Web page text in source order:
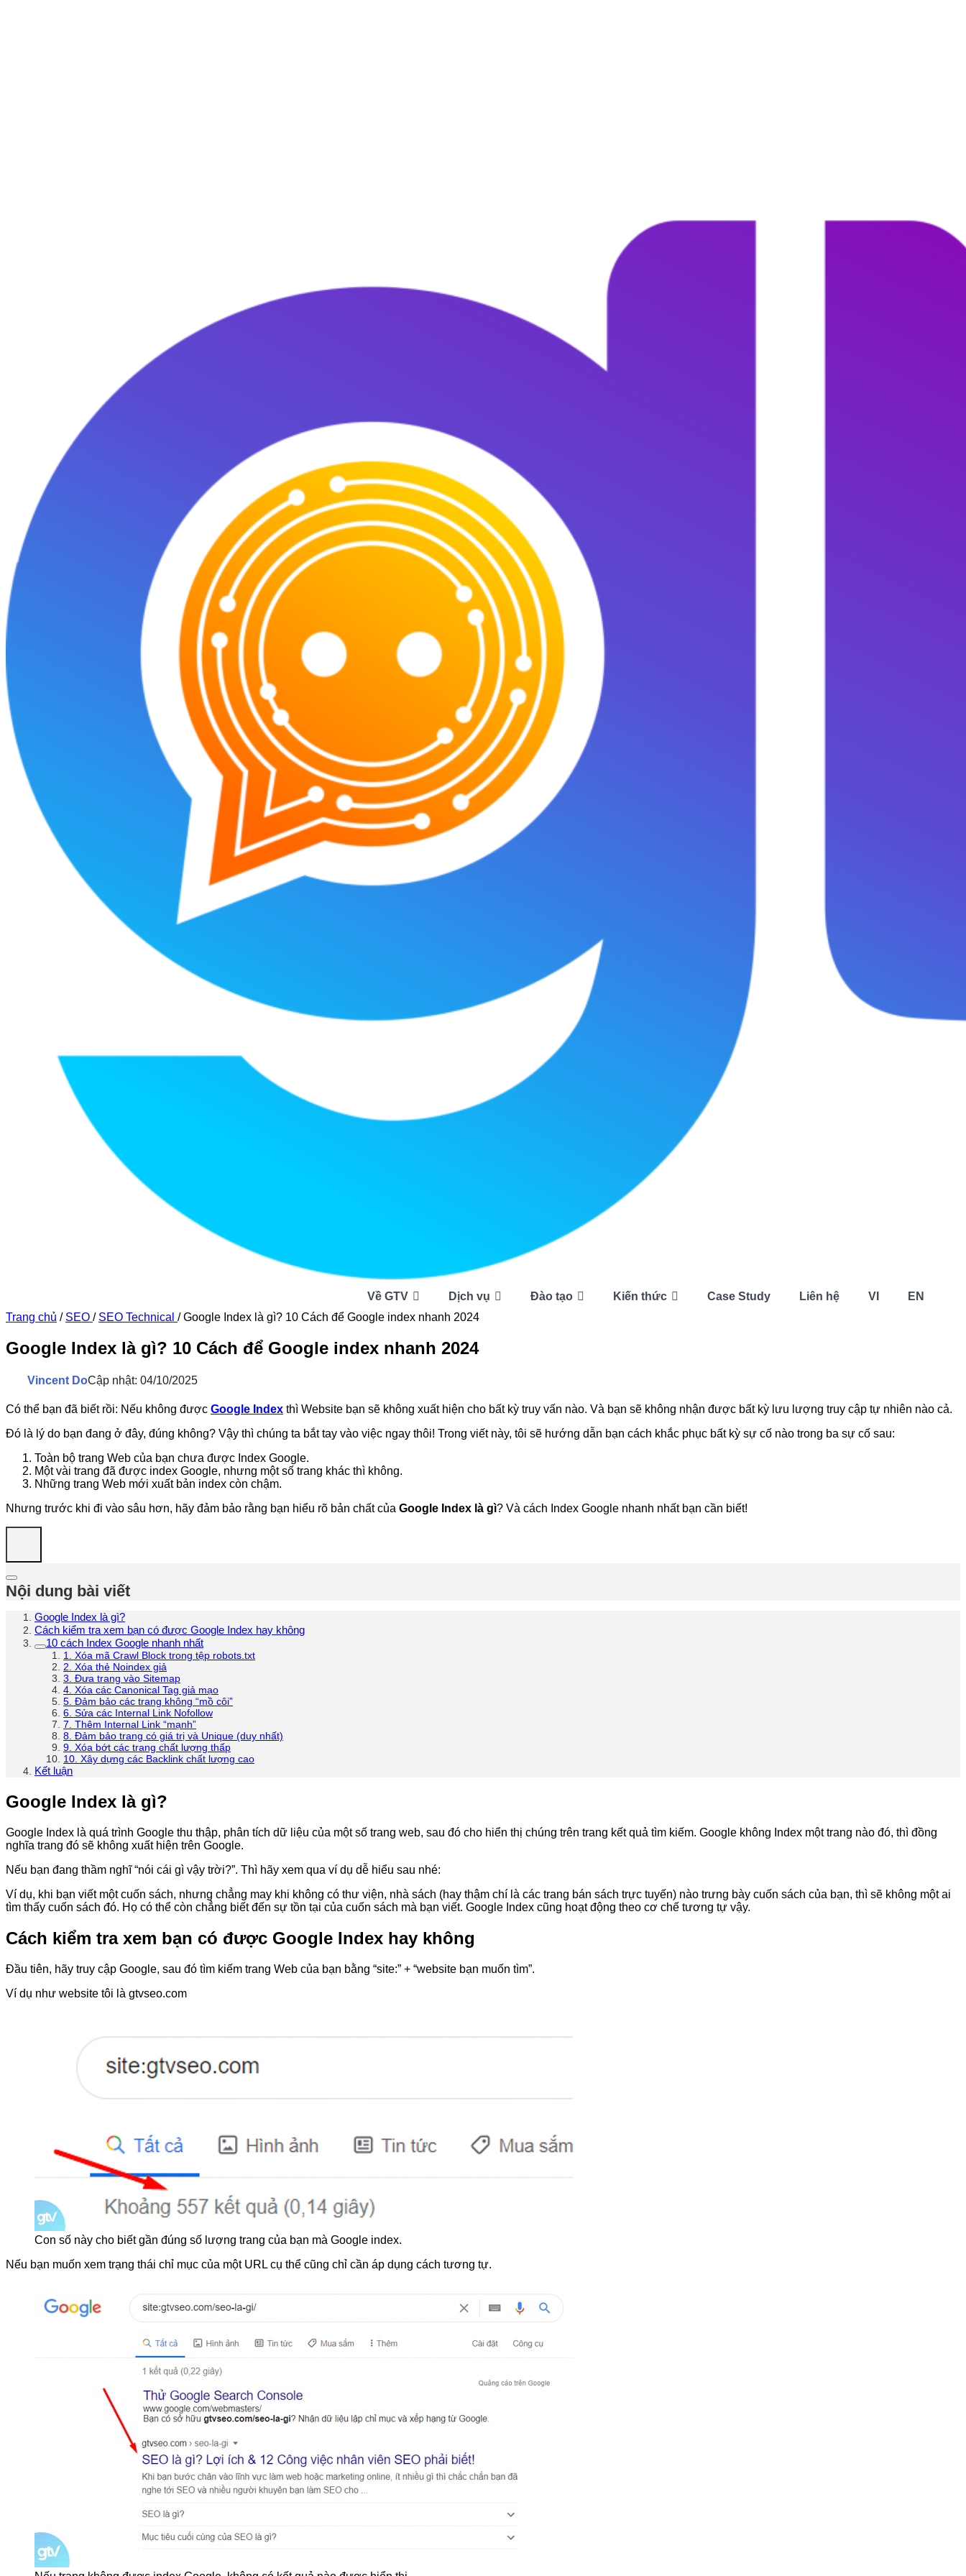
Về GTV Dịch vụ Đào tạo Kiến thức Case Study Liên hệ VI
EN
Trang chủ / SEO / SEO Technical / Google Index là gì? 10 Cách để Google index nhanh 2024
Google Index là gì? 10 Cách để Google index nhanh 2024
Vincent DoCập nhật: 04/10/2025
Có thể bạn đã biết rồi: Nếu không được Google Index thì Website bạn sẽ không xuất hiện cho bất kỳ truy vấn nào. Và bạn sẽ không nhận được bất kỳ lưu lượng truy cập tự nhiên nào cả.
Đó là lý do bạn đang ở đây, đúng không? Vậy thì chúng ta bắt tay vào việc ngay thôi! Trong viết này, tôi sẽ hướng dẫn bạn cách khắc phục bất kỳ sự cố nào trong ba sự cố sau:
Toàn bộ trang Web của bạn chưa được Index Google.
Một vài trang đã được index Google, nhưng một số trang khác thì không.
Những trang Web mới xuất bản index còn chậm.
Nhưng trước khi đi vào sâu hơn, hãy đảm bảo rằng bạn hiểu rõ bản chất của Google Index là gì? Và cách Index Google nhanh nhất bạn cần biết!
Nội dung bài viết
Google Index là gì?
Cách kiểm tra xem bạn có được Google Index hay không
10 cách Index Google nhanh nhất
1. Xóa mã Crawl Block trong tệp robots.txt
2. Xóa thẻ Noindex giả
3. Đưa trang vào Sitemap
4. Xóa các Canonical Tag giả mạo
5. Đảm bảo các trang không “mồ côi”
6. Sửa các Internal Link Nofollow
7. Thêm Internal Link “mạnh”
8. Đảm bảo trang có giá trị và Unique (duy nhất)
9. Xóa bớt các trang chất lượng thấp
10. Xây dựng các Backlink chất lượng cao
Kết luận
Google Index là gì?
Google Index là quá trình Google thu thập, phân tích dữ liệu của một số trang web, sau đó cho hiển thị chúng trên trang kết quả tìm kiếm. Google không Index một trang nào đó, thì đồng
nghĩa trang đó sẽ không xuất hiện trên Google.
Nếu bạn đang thầm nghĩ “nói cái gì vậy trời?”. Thì hãy xem qua ví dụ dễ hiểu sau nhé:
Ví dụ, khi bạn viết một cuốn sách, nhưng chẳng may khi không có thư viện, nhà sách (hay thậm chí là các trang bán sách trực tuyến) nào trưng bày cuốn sách của bạn, thì sẽ không một ai
tìm thấy cuốn sách đó. Họ có thể còn chẳng biết đến sự tồn tại của cuốn sách mà bạn viết. Google Index cũng hoạt động theo cơ chế tương tự vậy.
Cách kiểm tra xem bạn có được Google Index hay không
Đầu tiên, hãy truy cập Google, sau đó tìm kiếm trang Web của bạn bằng “site:” + “website bạn muốn tìm”.
Ví dụ như website tôi là gtvseo.com
Con số này cho biết gần đúng số lượng trang của bạn mà Google index.
Nếu bạn muốn xem trạng thái chỉ mục của một URL cụ thể cũng chỉ cần áp dụng cách tương tự.